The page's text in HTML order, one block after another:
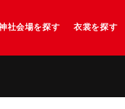
社会場を探す 衣裳を探す